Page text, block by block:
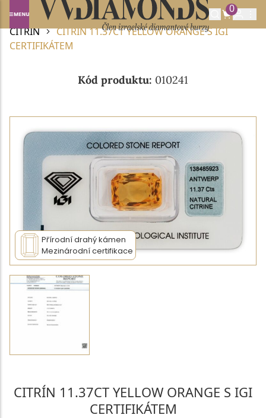
0
Domů
DRAHOKAMY A POLODRAHOKAMY
CITRÍN
CITRÍN 11.37CT YELLOW ORANGE S IGI
CERTIFIKÁTEM
Kód produktu: 010241
Přírodní drahý kámen
Mezinárodní certifikace
CITRÍN 11.37CT YELLOW ORANGE S IGI
CERTIFIKÁTEM